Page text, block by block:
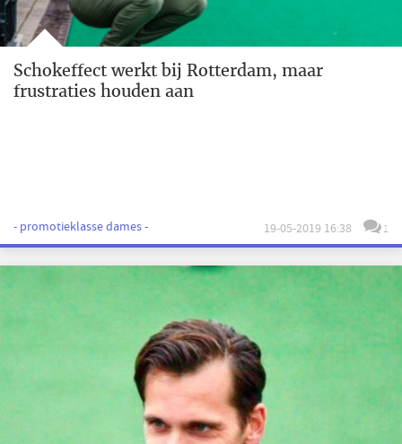
Schokeffect werkt bij Rotterdam, maar
frustraties houden aan
- promotieklasse dames - 19-05-2019 16:38 1